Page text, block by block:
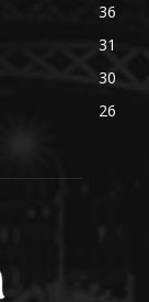
36
31
30
26